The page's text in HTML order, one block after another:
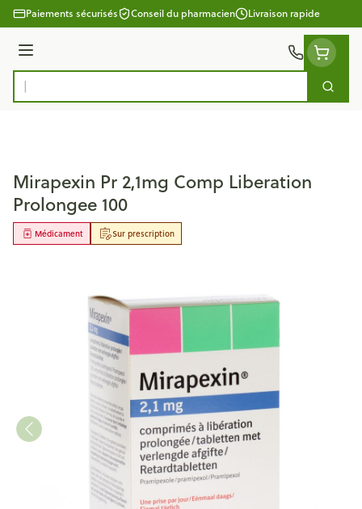
Aller au contenu
Paiements sécurisés Conseil du pharmacien Livraison rapide
Menu
Rechercher
Mirapexin Pr 2,1mg Comp Liberation
Prolongee 100
Sur prescription
Médicament